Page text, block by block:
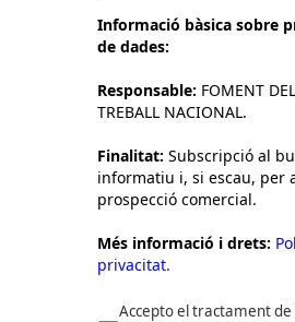
Informació bàsica sobre
de dades:
Responsable: FOMENT DEL
TREBALL NACIONAL.
Finalitat: Subscripció al
informatiu i, si escau, per
prospecció comercial.
Més informació i drets:
privacitat.
Accepto el tractament de